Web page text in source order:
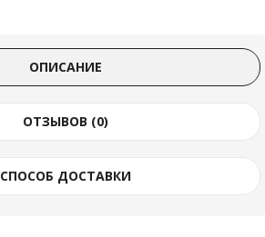
ОПИСАНИЕ
ОТЗЫВОВ (0)
СПОСОБ ДОСТАВКИ